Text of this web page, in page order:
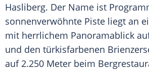
Hasliberg. Der Name ist
sonnenverwöhnte Piste liegt an
mit herrlichem Panoramablick
und den türkisfarbenen
auf 2.250 Meter beim